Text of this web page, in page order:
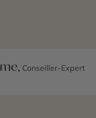
Conseiller-Expert